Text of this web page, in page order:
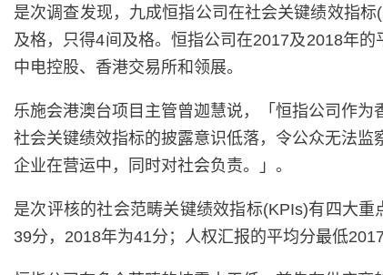
是次调查发现，九成恒指公司在社会关键绩效指
及格，只得4间及格。恒指公司在2017及2018年
中电控股、香港交易所和领展。
乐施会港澳台项目主管曾迦慧说，「恒指公司作
社会关键绩效指标的披露意识低落，令公众无法
企业在营运中，同时对社会负责。」。
是次评核的社会范畴关键绩效指标(KPIs)有四大
39分，2018年为41分；人权汇报的平均分最低